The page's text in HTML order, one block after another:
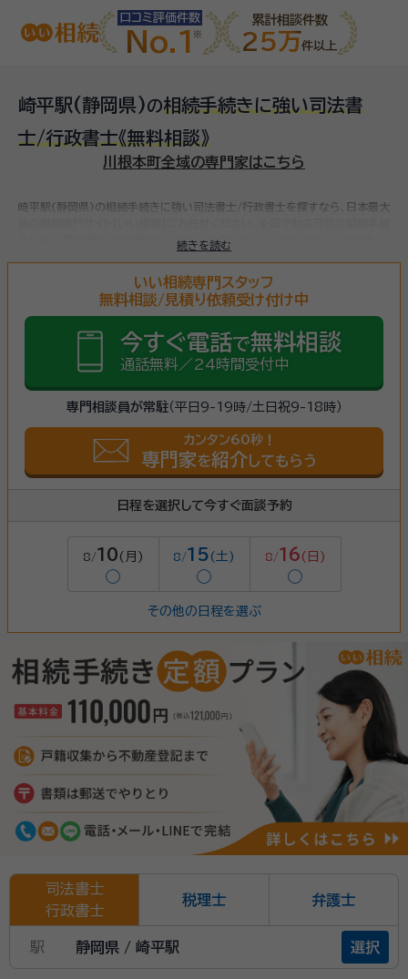
口コミ評価件数
No.1
累計相談件数
25万件以上
崎平駅(静岡県)の相続手続きに強い司法書
士/行政書士《無料相談》
川根本町全域の専門家はこちら
続きを読む
崎平駅(静岡県)の相続手続きに強い司法書士/行政書士を探すなら、日本最大
きに強い司法書士/行政書士をお探しいただけます。
財産が基礎控除額を超えていた場合）など多岐に渡るため、相続手続きに強い
まずは相談しましょう。
いい相続専門スタッフ
無料相談/見積り依頼受け付け中
今すぐ電話で無料相談
通話無料／24時間受付中
専門相談員が常駐（平日9-19時/土日祝9-18時）
カンタン60秒！
専門家を紹介 してもらう
日程を選択して今すぐ面談予約
8/10 (月)
◯
8/15(土)
◯
8/16 (日)
◯
その他の日程を選ぶ
司法書士
行政書士
税理士 弁護士
駅 静岡県 / 崎平駅 選択